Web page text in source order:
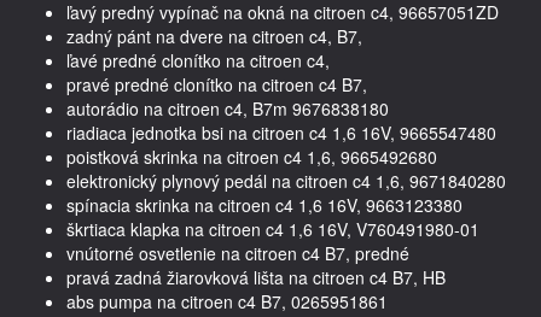
ľavý predný vypínač na okná na citroen c4, 96657051ZD
zadný pánt na dvere na citroen c4, B7,
ľavé predné clonítko na citroen c4,
pravé predné clonítko na citroen c4 B7,
autorádio na citroen c4, B7m 9676838180
riadiaca jednotka bsi na citroen c4 1,6 16V, 9665547480
poistková skrinka na citroen c4 1,6, 9665492680
elektronický plynový pedál na citroen c4 1,6, 9671840280
spínacia skrinka na citroen c4 1,6 16V, 9663123380
škrtiaca klapka na citroen c4 1,6 16V, V760491980-01
vnútorné osvetlenie na citroen c4 B7, predné
pravá zadná žiarovková lišta na citroen c4 B7, HB
abs pumpa na citroen c4 B7, 0265951861